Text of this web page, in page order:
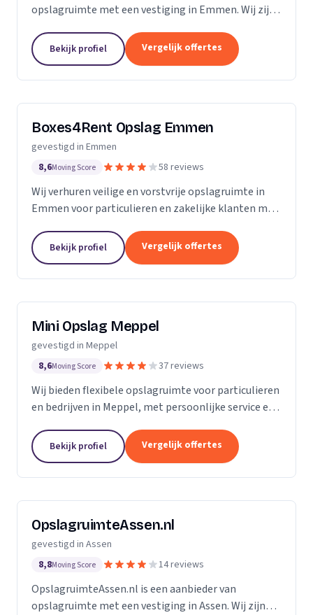
opslagruimte met een vestiging in Emmen. Wij zijn
staan wij op een 5.
Bekijk profiel Vergelijk offertes
Boxes4Rent Opslag Emmen
gevestigd in Emmen
8,6Moving Score 58 reviews
Wij verhuren veilige en vorstvrije opslagruimte in
Emmen voor particulieren en zakelijke klanten met
Bekijk profiel Vergelijk offertes
Mini Opslag Meppel
gevestigd in Meppel
8,6Moving Score 37 reviews
Wij bieden flexibele opslagruimte voor particulieren
en bedrijven in Meppel, met persoonlijke service en
Bekijk profiel Vergelijk offertes
OpslagruimteAssen.nl
gevestigd in Assen
8,8Moving Score 14 reviews
OpslagruimteAssen.nl is een aanbieder van
opslagruimte met een vestiging in Assen. Wij zijn